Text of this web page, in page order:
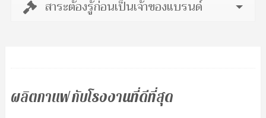
สาระต้องรู้ก่อนเป็นเจ้าของแบรนด์
ผลิตกาแฟ กับโรงงานที่ดีที่สุด